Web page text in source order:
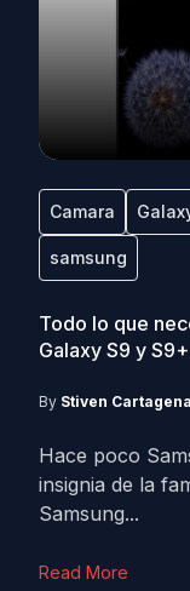
Camara
samsung
Todo lo que
Galaxy S9 y S9+
By Stiven Cartagena
Hace poco
insignia de la
Samsung...
Read More